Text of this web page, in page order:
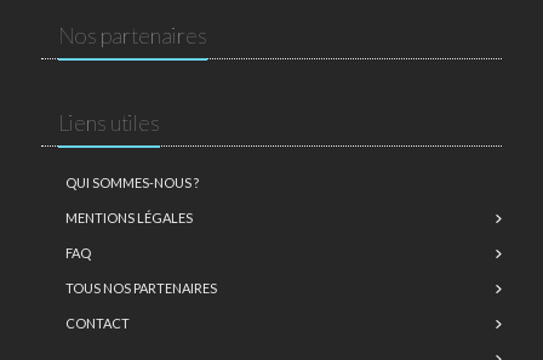
Nos partenaires
Liens utiles
QUI SOMMES-NOUS ?
MENTIONS LÉGALES
FAQ
TOUS NOS PARTENAIRES
CONTACT